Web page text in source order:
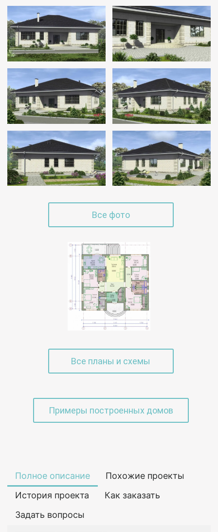
Все фото
Все планы и схемы
Примеры построенных домов
Полное описание
Похожие проекты
История проекта
Как заказать
Задать вопросы